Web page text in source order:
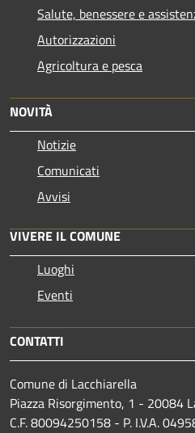
Salute, benessere e
Autorizzazioni
Agricoltura e pesca
NOVITÀ
Notizie
Comunicati
Avvisi
VIVERE IL COMUNE
Luoghi
Eventi
CONTATTI
Comune di Lacchiarella
Piazza Risorgimento, 1 - 20084
C.F. 80094250158 - P. I.V.A.